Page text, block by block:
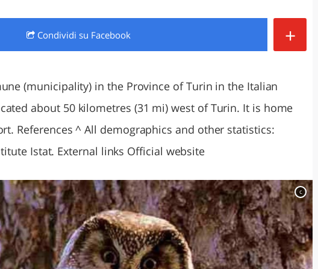
LAZIO SARDEGNA
Condividi su Facebook +
(municipality) in the Province of Turin in the Italian
about 50 kilometres (31 mi) west of Turin. It is home
References ^ All demographics and other statistics:
Istat. External links Official website
c